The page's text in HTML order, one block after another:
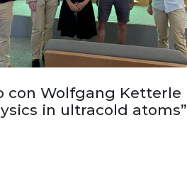
con Wolfgang Ketterle
in ultracold atoms”